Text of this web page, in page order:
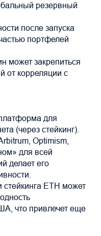
резервный
после запуска
портфелей
может закрепиться
от корреляции с
для
(через стейкинг).
Optimism,
для всей
делает его
стейкинга ETH может
что привлечет еще